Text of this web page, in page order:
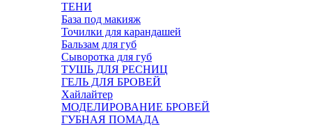
ТЕНИ
База под макияж
Точилки для карандашей
Бальзам для губ
Сыворотка для губ
ТУШЬ ДЛЯ РЕСНИЦ
ГЕЛЬ ДЛЯ БРОВЕЙ
Хайлайтер
МОДЕЛИРОВАНИЕ БРОВЕЙ
ГУБНАЯ ПОМАДА